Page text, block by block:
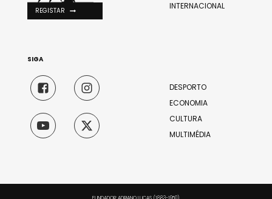
INTERNACIONAL
DESPORTO
ECONOMIA
CULTURA
MULTIMÉDIA
REGISTAR
SIGA